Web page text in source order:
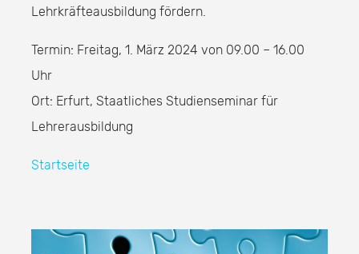
Lehrkräfteausbildung fördern.
Termin: Freitag, 1. März 2024 von 09.00 – 16.00
Uhr
Ort: Erfurt, Staatliches Studienseminar für
Lehrerausbildung
Startseite